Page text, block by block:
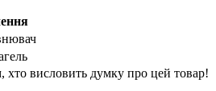
висловить думку про цей товар!